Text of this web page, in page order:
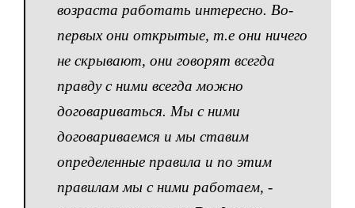
возраста работать интересно. Во-
первых они открытые, т.е они ничего
не скрывают, они говорят всегда
правду с ними всегда можно
договариваться. Мы с ними
договариваемся и мы ставим
определенные правила и по этим
правилам мы с ними работаем, -